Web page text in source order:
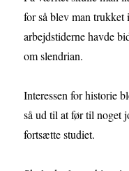
for så blev man
arbejdstiderne havde
om slendrian.
Interessen for historie
så ud til at før til noget
fortsætte studiet.